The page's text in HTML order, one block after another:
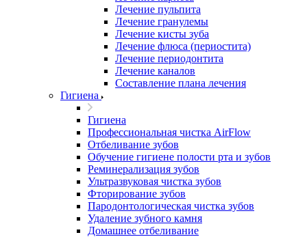
Лечение пульпита
Лечение гранулемы
Лечение кисты зуба
Лечение флюса (периостита)
Лечение периодонтита
Лечение каналов
Составление плана лечения
Гигиена
Гигиена
Профессиональная чистка AirFlow
Отбеливание зубов
Обучение гигиене полости рта и зубов
Реминерализация зубов
Ультразвуковая чистка зубов
Фторирование зубов
Пародонтологическая чистка зубов
Удаление зубного камня
Домашнее отбеливание